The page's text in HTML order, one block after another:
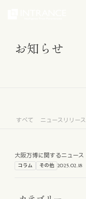
トップ
IR・投資家情報
お知らせ
すべて ニュースリリース
大阪万博に関するニュース
コラム その他 2025.02.18